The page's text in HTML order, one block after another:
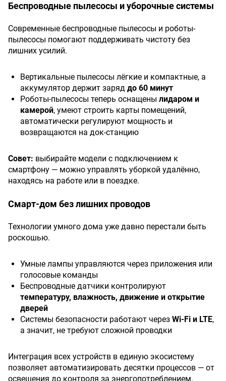
Беспроводные пылесосы и уборочные системы
Современные беспроводные пылесосы и роботы-
пылесосы помогают поддерживать чистоту без
лишних усилий.
Вертикальные пылесосы лёгкие и компактные, а
аккумулятор держит заряд до 60 минут
Роботы-пылесосы теперь оснащены лидаром и
камерой, умеют строить карты помещений,
автоматически регулируют мощность и
возвращаются на док-станцию
Совет: выбирайте модели с подключением к
смартфону — можно управлять уборкой удалённо,
находясь на работе или в поездке.
Смарт-дом без лишних проводов
Технологии умного дома уже давно перестали быть
роскошью.
Умные лампы управляются через приложения или
голосовые команды
Беспроводные датчики контролируют
температуру, влажность, движение и открытие
дверей
Системы безопасности работают через Wi-Fi и LTE,
а значит, не требуют сложной проводки
Интеграция всех устройств в единую экосистему
позволяет автоматизировать десятки процессов — от
освещения до контроля за энергопотреблением.